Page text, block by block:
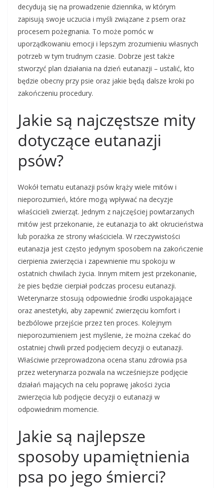
decydują się na prowadzenie dziennika, w którym
zapisują swoje uczucia i myśli związane z psem oraz
procesem pożegnania. To może pomóc w
uporządkowaniu emocji i lepszym zrozumieniu własnych
potrzeb w tym trudnym czasie. Dobrze jest także
stworzyć plan działania na dzień eutanazji – ustalić, kto
będzie obecny przy psie oraz jakie będą dalsze kroki po
zakończeniu procedury.
Jakie są najczęstsze mity
dotyczące eutanazji
psów?
Wokół tematu eutanazji psów krąży wiele mitów i
nieporozumień, które mogą wpływać na decyzje
właścicieli zwierząt. Jednym z najczęściej powtarzanych
mitów jest przekonanie, że eutanazja to akt okrucieństwa
lub porażka ze strony właściciela. W rzeczywistości
eutanazja jest często jedynym sposobem na zakończenie
cierpienia zwierzęcia i zapewnienie mu spokoju w
ostatnich chwilach życia. Innym mitem jest przekonanie,
że pies będzie cierpiał podczas procesu eutanazji.
Weterynarze stosują odpowiednie środki uspokajające
oraz anestetyki, aby zapewnić zwierzęciu komfort i
bezbólowe przejście przez ten proces. Kolejnym
nieporozumieniem jest myślenie, że można czekać do
ostatniej chwili przed podjęciem decyzji o eutanazji.
Właściwie przeprowadzona ocena stanu zdrowia psa
przez weterynarza pozwala na wcześniejsze podjęcie
działań mających na celu poprawę jakości życia
zwierzęcia lub podjęcie decyzji o eutanazji w
odpowiednim momencie.
Jakie są najlepsze
sposoby upamiętnienia
psa po jego śmierci?